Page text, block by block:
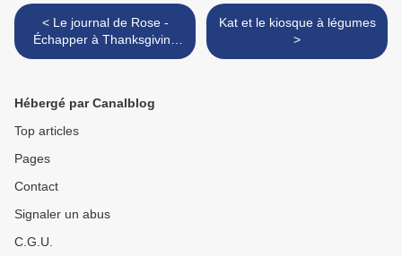
< Le journal de Rose -
Échapper à Thanksgiving
chez Mme McGill !
Kat et le kiosque à légumes
>
Hébergé par Canalblog
Top articles
Pages
Contact
Signaler un abus
C.G.U.